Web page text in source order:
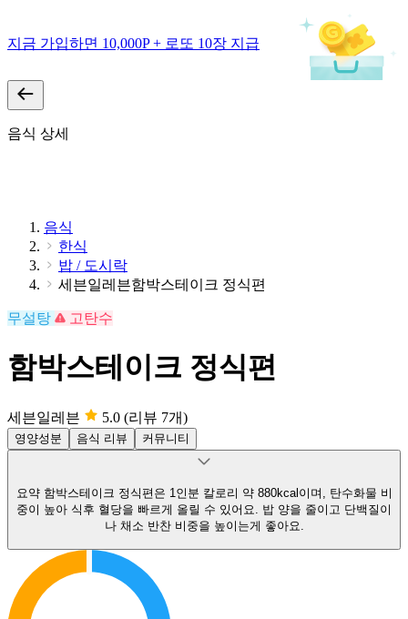
지금 가입하면 10,000P + 로또 10장 지급
음식 상세
음식
한식
밥 / 도시락
세븐일레븐함박스테이크 정식편
무설탕 고탄수
함박스테이크 정식편
세븐일레븐 5.0 (리뷰 7개)
영양성분 음식 리뷰 커뮤니티
요약 함박스테이크 정식편은 1인분 칼로리 약 880kcal이며, 탄수화물 비
중이 높아 식후 혈당을 빠르게 올릴 수 있어요. 밥 양을 줄이고 단백질이
나 채소 반찬 비중을 높이는게 좋아요.